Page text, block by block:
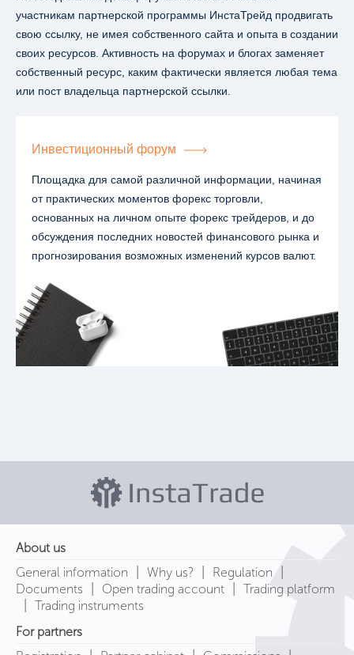
участникам партнерской программы ИнстаТрейд продвигать
свою ссылку, не имея собственного сайта и опыта в создании
своих ресурсов. Активность на форумах и блогах заменяет
собственный ресурс, каким фактически является любая тема
или пост владельца партнерской ссылки.
Инвестиционный форум
Площадка для самой различной информации, начиная
от практических моментов форекс торговли,
основанных на личном опыте форекс трейдеров, и до
обсуждения последних новостей финансового рынка и
прогнозирования возможных изменений курсов валют.
About us
General information
| Why us? | Regulation |
Documents | Open trading account | Trading platform
| Trading instruments
For partners